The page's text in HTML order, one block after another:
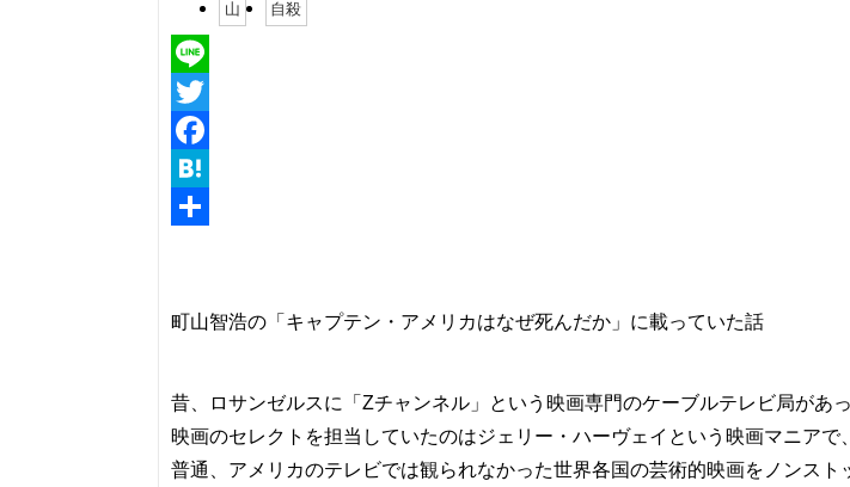
山 自殺
Line
Twitter
Facebook
Hatena
町山智浩の「キャプテン・アメリカはなぜ死んだか」に載っていた話
昔、ロサンゼルスに「Zチャンネル」という映画専門のケーブルテレビ局があっ
映画のセレクトを担当していたのはジェリー・ハーヴェイという映画マニアで、
普通、アメリカのテレビでは観られなかった世界各国の芸術的映画をノンスト